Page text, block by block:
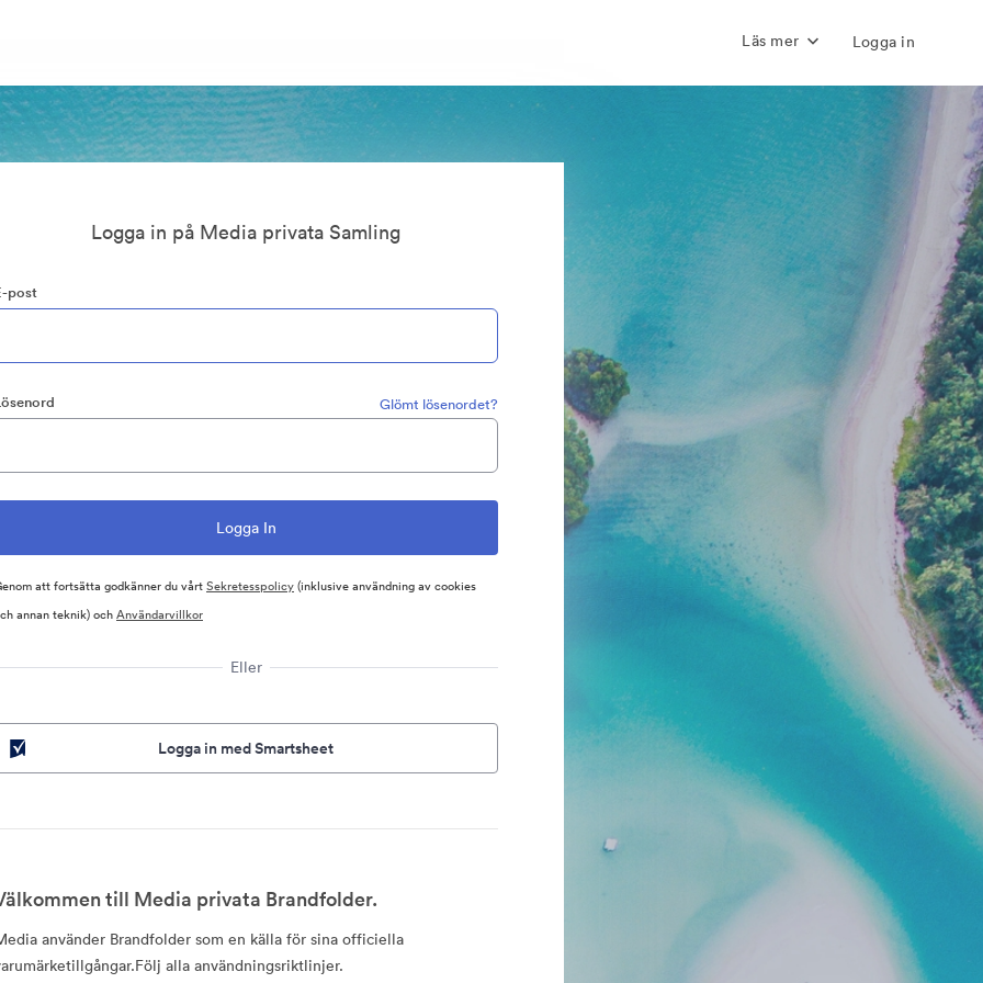
Läs mer Logga in
Logga in på Media privata Samling
post
Glömt lösenordet?
att fortsätta godkänner du vårtSekretesspolicy(inklusive användning av cookies
annan teknik) ochAnvändarvillkor
Eller
Logga in med Smartsheet
till Media privata Brandfolder.
använder Brandfolder som en källa för sina officiella
alla användningsriktlinjer.